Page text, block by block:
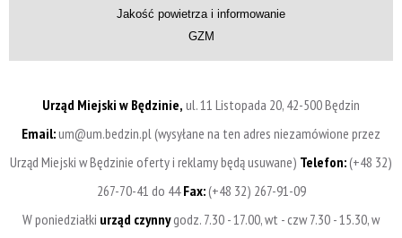
Jakość powietrza i informowanie
GZM
Urząd Miejski w Będzinie, ul. 11 Listopada 20, 42-500 Będzin
Email:um@um.bedzin.pl (wysyłane na ten adres niezamówione przez
Urząd Miejski w Będzinie oferty i reklamy będą usuwane) Telefon:(+48 32)
267-70-41 do 44Fax:(+48 32) 267-91-09
W poniedziałki urząd czynnygodz. 7.30 - 17.00, wt - czw 7.30 - 15.30, w